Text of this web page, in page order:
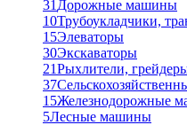
31 Дорожные машины
10Трубоукладчики,
15Элеваторы
30Экскаваторы
21Рыхлители,
37
15Железнодорожные
5Лесные машины